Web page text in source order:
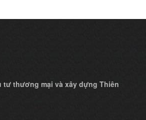
tư thương mại và xây dựng Thiên